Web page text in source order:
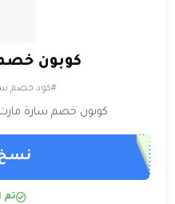
كوبون
#كود خصم سارة
كوبون خصم سارة مارت حتى 60% لكل
نسخ
تم